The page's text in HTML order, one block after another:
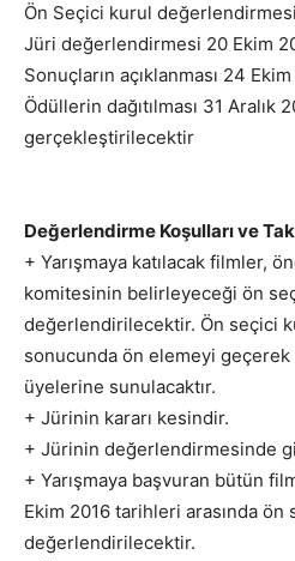
Ön Seçici kurul
Jüri değerlendirmesi 20 Ekim
Sonuçların açıklanması 24
Ödüllerin dağıtılması 31 Aralık
gerçekleştirilecektir
Değerlendirme Koşulları ve
+ Yarışmaya katılacak filmler,
komitesinin belirleyeceği ön
değerlendirilecektir. Ön seçici
sonucunda ön elemeyi
üyelerine sunulacaktır.
+ Jürinin kararı kesindir.
+ Jürinin değerlendirmesinde
+ Yarışmaya başvuran bütün
Ekim 2016 tarihleri arasında ön
değerlendirilecektir.